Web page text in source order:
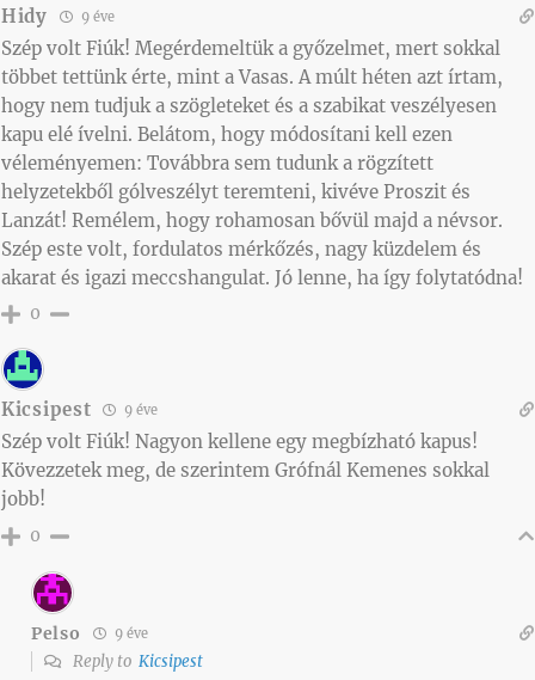
Hidy 9 éve
Szép volt Fiúk! Megérdemeltük a győzelmet, mert sokkal
többet tettünk érte, mint a Vasas. A múlt héten azt írtam,
hogy nem tudjuk a szögleteket és a szabikat veszélyesen
kapu elé ívelni. Belátom, hogy módosítani kell ezen
véleményemen: Továbbra sem tudunk a rögzített
helyzetekből gólveszélyt teremteni, kivéve Proszit és
Lanzát! Remélem, hogy rohamosan bővül majd a névsor.
Szép este volt, fordulatos mérkőzés, nagy küzdelem és
akarat és igazi meccshangulat. Jó lenne, ha így folytatódna!
0
Kicsipest 9 éve
Szép volt Fiúk! Nagyon kellene egy megbízható kapus!
Kövezzetek meg, de szerintem Grófnál Kemenes sokkal
jobb!
0
Pelso 9 éve
Reply to Kicsipest